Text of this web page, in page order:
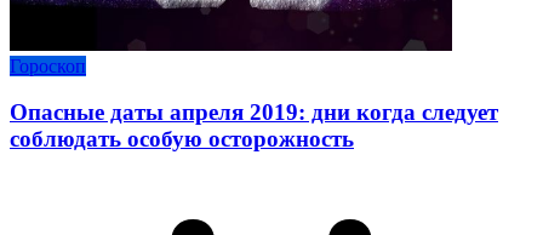
Гороскоп
Опасные даты апреля 2019: дни когда следует
соблюдать особую осторожность